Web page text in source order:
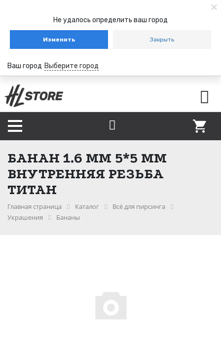
Не удалось определить ваш город
Изменить Закрыть
Ваш город Выберите город
БАНАН 1.6 ММ 5*5 ММ
ВНУТРЕННЯЯ РЕЗЬБА
ТИТАН
Главная страница Каталог
Всё для пирсинга
Украшения
Бананы